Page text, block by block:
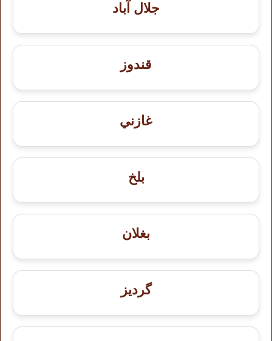
جلال آباد
قندوز
غازني
بلخ
بغلان
گردیز